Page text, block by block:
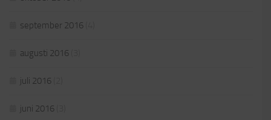
september 2016
augusti 2016
juli 2016
juni 2016